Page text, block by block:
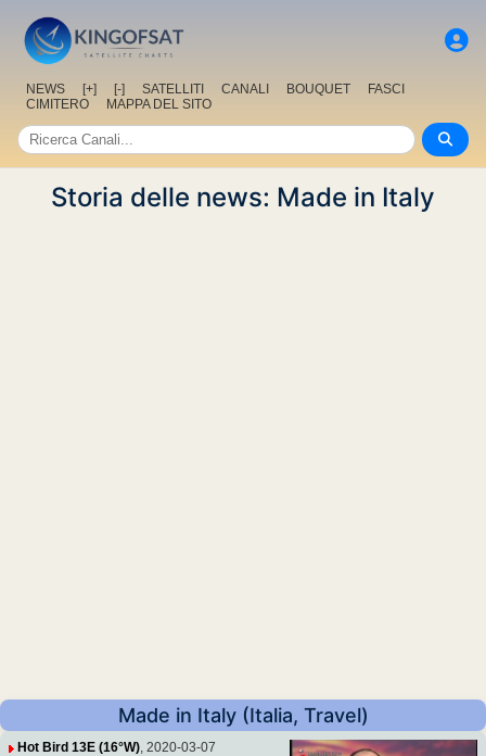
NEWS [+] [-] SATELLITI CANALI BOUQUET
FASCI
CIMITERO
MAPPA DEL SITO
Storia delle news: Made in Italy
Made in Italy (Italia, Travel)
Hot Bird 13E (16°W), 2020-03-07